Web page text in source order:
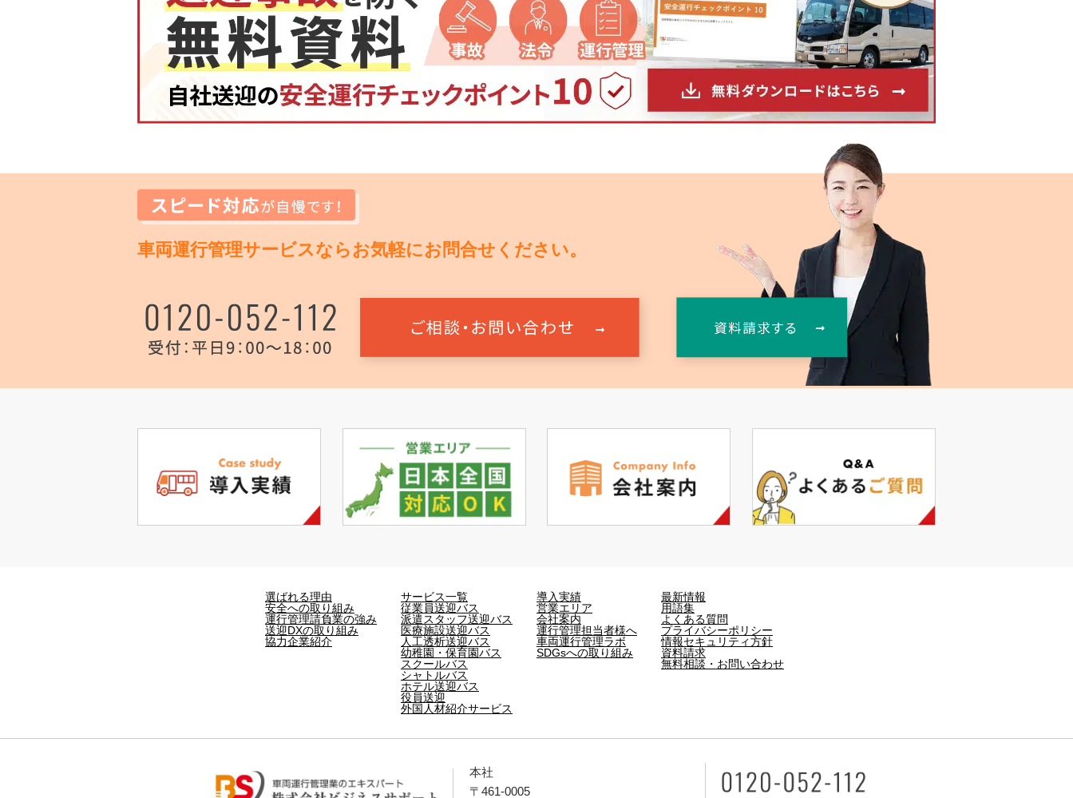
車両運行管理サービスならお気軽にお問合せください。
選ばれる理由
安全への取り組み
運行管理請負業の強み
送迎DXの取り組み
協力企業紹介
サービス一覧
従業員送迎バス
派遣スタッフ送迎バス
医療施設送迎バス
人工透析送迎バス
幼稚園・保育園バス
スクールバス
シャトルバス
ホテル送迎バス
役員送迎
外国人材紹介サービス
導入実績
営業エリア
会社案内
運行管理担当者様へ
車両運行管理ラボ
SDGsへの取り組み
最新情報
用語集
よくある質問
プライバシーポリシー
情報セキュリティ方針
資料請求
無料相談・お問い合わせ
本社
〒461-0005